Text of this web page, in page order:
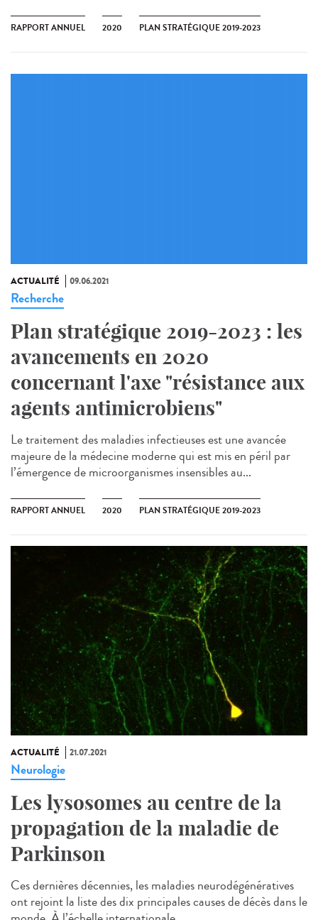
RAPPORT ANNUEL 2020 PLAN STRATÉGIQUE 2019-2023
ACTUALITÉ 09.06.2021
Recherche
Plan stratégique 2019-2023 : les
avancements en 2020
concernant l'axe "résistance aux
agents antimicrobiens"
Le traitement des maladies infectieuses est une avancée
majeure de la médecine moderne qui est mis en péril par
l’émergence de microorganismes insensibles au...
RAPPORT ANNUEL 2020 PLAN STRATÉGIQUE 2019-2023
ACTUALITÉ 21.07.2021
Neurologie
Les lysosomes au centre de la
propagation de la maladie de
Parkinson
Ces dernières décennies, les maladies neurodégénératives
ont rejoint la liste des dix principales causes de décès dans le